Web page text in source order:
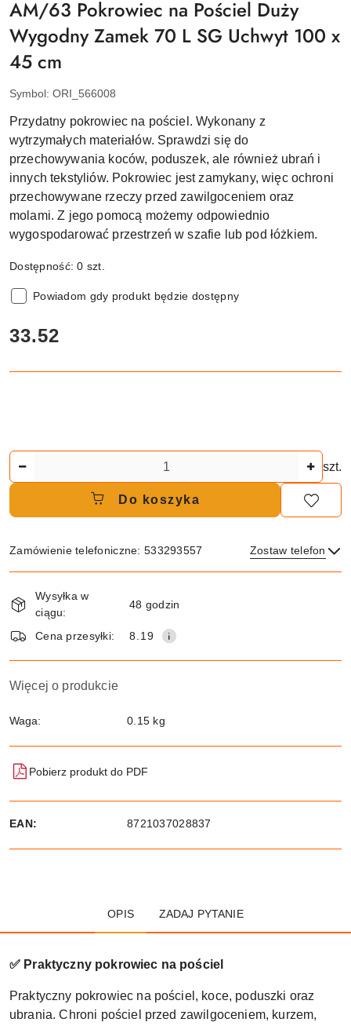
AM/63 Pokrowiec na Pościel Duży
Wygodny Zamek 70 L SG Uchwyt 100 x
45 cm
Symbol: ORI_566008
Przydatny pokrowiec na pościel. Wykonany z
wytrzymałych materiałów. Sprawdzi się do
przechowywania koców, poduszek, ale również ubrań i
innych tekstyliów. Pokrowiec jest zamykany, więc ochroni
przechowywane rzeczy przed zawilgoceniem oraz
molami. Z jego pomocą możemy odpowiednio
wygospodarować przestrzeń w szafie lub pod łóżkiem.
Dostępność:0 szt.
Powiadom gdy produkt będzie dostępny
cena:
33.52
szt.
Do koszyka
Zamówienie telefoniczne: 533293557 Zostaw telefon
i
dostawa
Wysyłka w
ciągu:
48 godzin
Cena przesyłki: 8.19
Więcej o produkcie
Waga: 0.15 kg
Pobierz produkt do PDF
EAN: 8721037028837
OPIS ZADAJ PYTANIE
✅ Praktyczny pokrowiec na pościel
Praktyczny pokrowiec na pościel, koce, poduszki oraz
ubrania. Chroni pościel przed zawilgoceniem, kurzem,